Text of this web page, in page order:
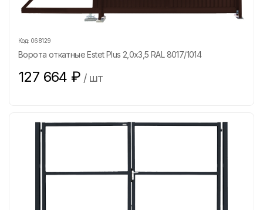
Код: 068129
Ворота откатные Estet Plus 2,0х3,5 RAL 8017/1014
127 664 ₽ / шт